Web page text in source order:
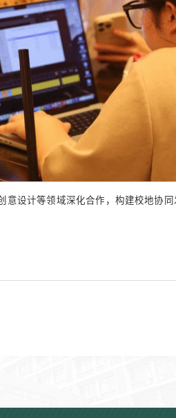
设计等领域深化合作，构建校地协